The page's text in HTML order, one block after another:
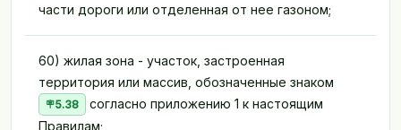
части дороги или отделенная от нее газоном;
60) жилая зона - участок, застроенная
территория или массив, обозначенные знаком
5.38
согласно приложению 1 к настоящим
Правилам;